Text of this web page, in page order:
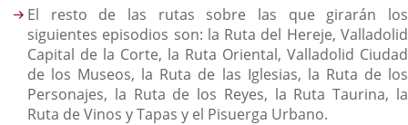
El resto de las rutas sobre las que girarán los
siguientes episodios son: la Ruta del Hereje, Valladolid
Capital de la Corte, la Ruta Oriental, Valladolid Ciudad
de los Museos, la Ruta de las Iglesias, la Ruta de los
Personajes, la Ruta de los Reyes, la Ruta Taurina, la
Ruta de Vinos y Tapas y el Pisuerga Urbano.